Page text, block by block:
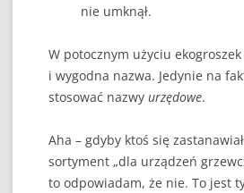
nie umknął.
W potocznym użyciu
i wygodna nazwa. Jedynie na
stosować nazwy urzędowe.
Aha – gdyby ktoś się
sortyment „dla urządzeń
to odpowiadam, że nie. To jest